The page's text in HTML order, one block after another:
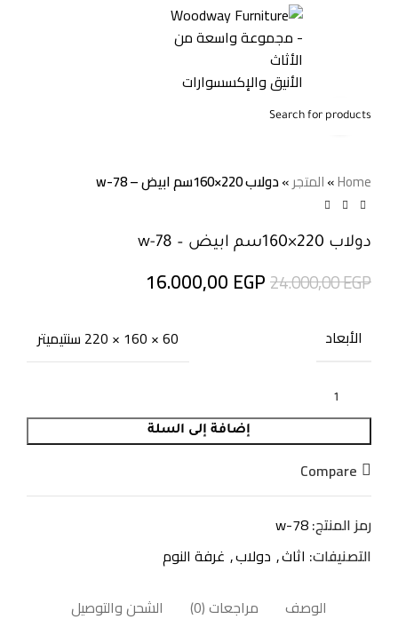
-33%
Click to enlarge
Home
»المتجر»دولاب 220×160سم ابيض – w-78
دولاب 220×160سم ابيض – w-78
24.000,00EGP
16.000,00 EGP
الأبعاد 60 × 160 × 220 سنتيميتر
إضافة إلى السلة
Compare
رمز المنتج:w-78
التصنيفات: اثاث, دولاب, غرفة النوم
الوصف مراجعات (0) الشحن والتوصيل